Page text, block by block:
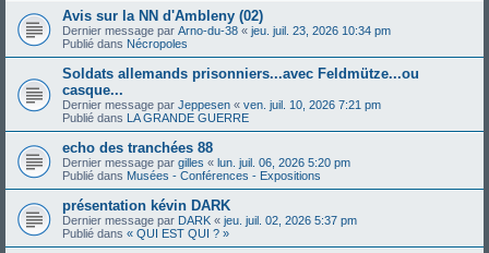
Avis sur la NN d'Ambleny (02)
Dernier message par Arno-du-38 « jeu. juil. 23, 2026 10:34 pm
Publié dans Nécropoles
Soldats allemands prisonniers...avec Feldmütze...ou
casque...
Dernier message par Jeppesen « ven. juil. 10, 2026 7:21 pm
Publié dans LA GRANDE GUERRE
echo des tranchées 88
Dernier message par gilles « lun. juil. 06, 2026 5:20 pm
Publié dans Musées - Conférences - Expositions
présentation kévin DARK
Dernier message par DARK « jeu. juil. 02, 2026 5:37 pm
Publié dans « QUI EST QUI ? »